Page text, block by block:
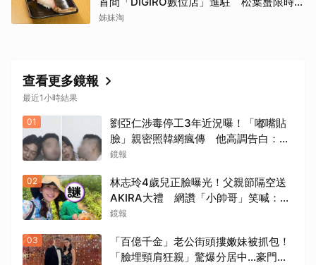
桌
姊妹淘
查看更多鏡報
最近1小時結果
01
劉亞仁涉毒停工3年近況曝！「嘟嘴貼
臉」親密照韓網瘋傳 他高調告白：愛
你
鏡報
02
林志玲4歲兒正臉曝光！父親節隔空送
AKIRA大禮 網讚「小帥哥」笑喊：再
生一個
鏡報
03
「百億千金」老公街頭摟嫩妹被抓包！
「臉埋頸肩狂親」驚爆分居中...豪門婚